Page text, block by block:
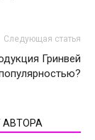
Следующая статья
Гринвей
АВТОРА